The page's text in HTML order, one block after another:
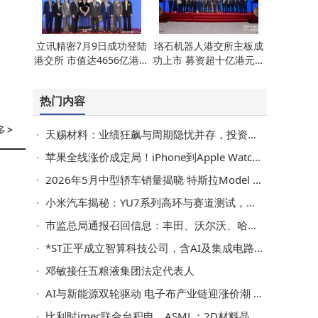
>
立讯精密7月9日成功登陆
港交所 市值达4656亿港元
珞石机器人港交所主板成
功上市 募资超十亿港元市
热门内容
天赐材料：业绩狂飙与周期隐忧并存，投资价值几何？
苹果全线涨价成定局！iPhone到Apple Watch无一幸免，一文梳理各产品涨幅
2026年5月中型轿车销量揭晓 特斯拉Model 3夺冠 新能源车型势头强劲
小米汽车揭秘：YU7系列高环与赛道测试，极速性能如何护航日常驾驶？
市监总局通报召回信息：丰田、沃尔沃、哈雷戴维森等品牌多款车型存在安全隐患
*ST正平成立智算科技公司，含AI及集成电路芯片业务
邓敏接任五粮液集团法定代表人
AI与新能源双轮驱动 电子布产业链迎涨价潮 高端产能结构性短缺或持续